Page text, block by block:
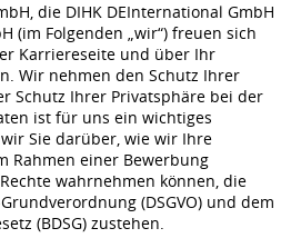
die DIHK DEInternational GmbH
(im Folgenden „wir“) freuen sich
Karriereseite und über Ihr
Wir nehmen den Schutz Ihrer
Schutz Ihrer Privatsphäre bei der
ist für uns ein wichtiges
Sie darüber, wie wir Ihre
Rahmen einer Bewerbung
wahrnehmen können, die
(DSGVO) und dem
(BDSG) zustehen.